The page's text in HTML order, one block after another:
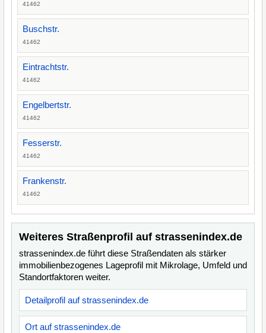
41462
Buschstr.
41462
Eintrachtstr.
41462
Engelbertstr.
41462
Fesserstr.
41462
Frankenstr.
41462
Weiteres Straßenprofil auf strassenindex.de
strassenindex.de führt diese Straßendaten als stärker
immobilienbezogenes Lageprofil mit Mikrolage, Umfeld und
Standortfaktoren weiter.
Detailprofil auf strassenindex.de
Ort auf strassenindex.de